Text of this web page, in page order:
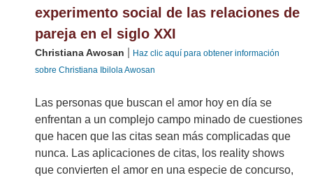
experimento social de las relaciones de
pareja en el siglo XXI
Christiana Awosan
Haz clic aquí para obtener información
sobre Christiana Ibilola Awosan
Las personas que buscan el amor hoy en día se
enfrentan a un complejo campo minado de cuestiones
que hacen que las citas sean más complicadas que
nunca. Las aplicaciones de citas, los reality shows
que convierten el amor en una especie de concurso,